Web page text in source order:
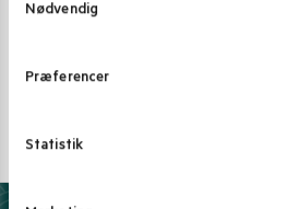
Nødvendig
Præferencer
Statistik